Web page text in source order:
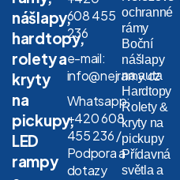
nášlapy,
hardtopy,
rolety a
kryty
na
pickupy,
LED
rampy
608 455
236
e-mail:
info@nejramy.cz
Whatsapp:
+420 608
455 236 /
Podpora a
dotazy
ochranné
rámy
Boční
nášlapy
na auta
Hardtopy
Rolety &
kryty na
pickupy
Přídavná
světla a